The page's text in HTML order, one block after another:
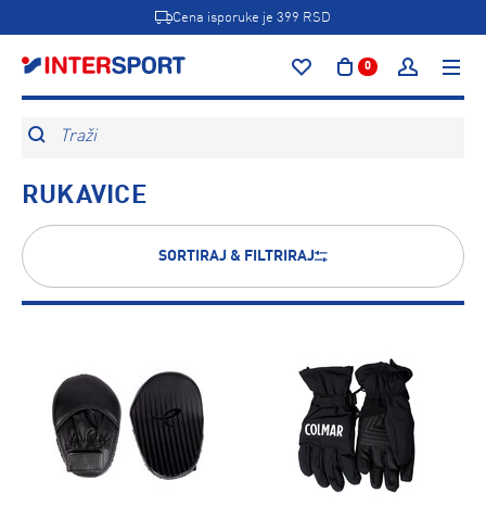
Cena isporuke je 399 RSD
0
Traži
RUKAVICE
SORTIRAJ & FILTRIRAJ